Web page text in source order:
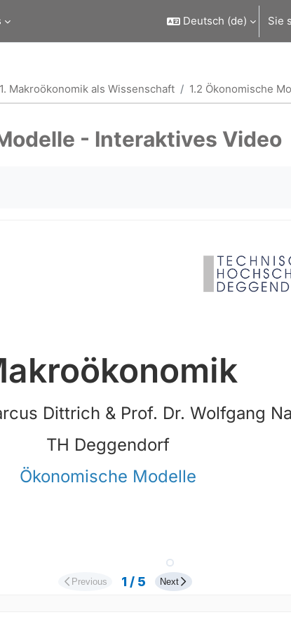
Deutsch ‎(de)‎ Sie
1. Makroökonomik als Wissenschaft 1.2 Ökonomische
- Interaktives Video